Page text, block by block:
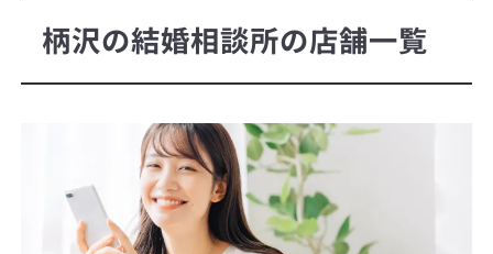
柄沢の結婚相談所の店舗一覧